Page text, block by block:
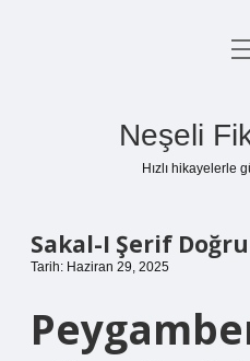
Neşeli
Hızlı hikayelerle
Sakal-I Şerif
Tarih: Haziran 29, 2025